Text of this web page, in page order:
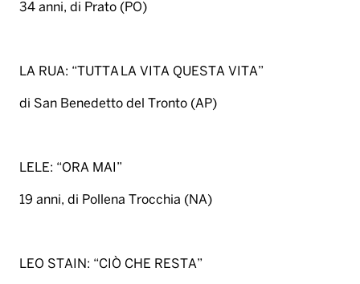
34 anni, di Prato (PO)
LA RUA: “TUTTA LA VITA QUESTA VITA”
di San Benedetto del Tronto (AP)
LELE: “ORA MAI”
19 anni, di Pollena Trocchia (NA)
LEO STAIN: “CIÒ CHE RESTA”